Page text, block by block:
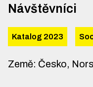
Návštěvníci
Katalog 2023
Země: Česko,